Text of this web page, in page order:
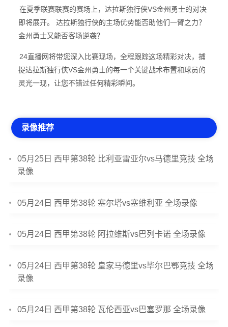
在夏季联赛联赛的赛场上，达拉斯独行侠VS金州勇士的对决
即将展开。 达拉斯独行侠的主场优势能否助他们一臂之力？
金州勇士又能否客场逆袭？
24直播网将带您深入比赛现场，全程跟踪这场精彩对决，捕
捉达拉斯独行侠VS金州勇士的每一个关键战术布置和球员的
灵光一现，让您不错过任何精彩瞬间。
录像推荐
05月25日 西甲第38轮 比利亚雷亚尔vs马德里竞技 全场
录像
05月24日 西甲第38轮 塞尔塔vs塞维利亚 全场录像
05月24日 西甲第38轮 阿拉维斯vs巴列卡诺 全场录像
05月24日 西甲第38轮 皇家马德里vs毕尔巴鄂竞技 全场
录像
05月24日 西甲第38轮 瓦伦西亚vs巴塞罗那 全场录像